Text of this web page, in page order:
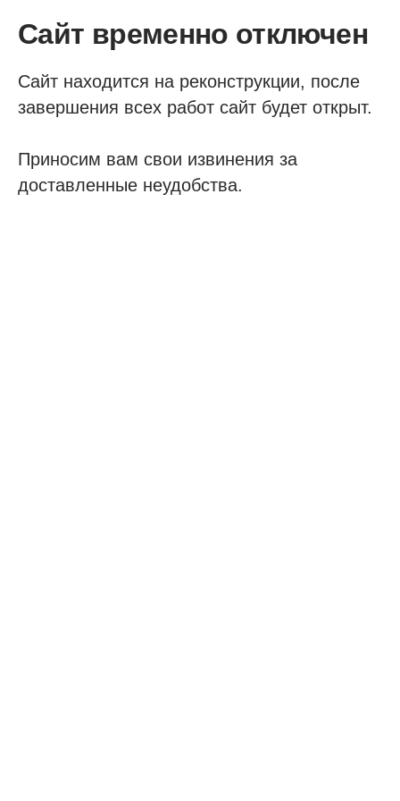
Сайт временно отключен
Сайт находится на реконструкции, после
завершения всех работ сайт будет открыт.
Приносим вам свои извинения за
доставленные неудобства.